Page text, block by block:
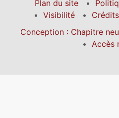
Plan du site
Visibilité
Conception : Chapitre
Accès